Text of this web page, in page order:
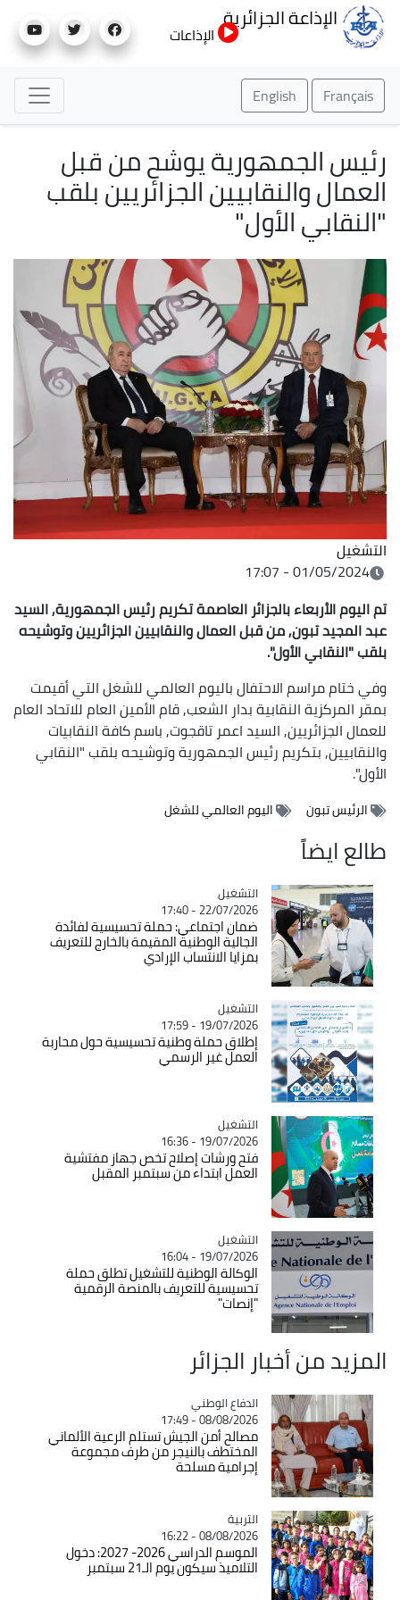
إلى
الإذاعة الجزائرية
الإذاعات
Français
English
رئيس الجمهورية يوشح من قبل
العمال والنقابيين الجزائريين بلقب
"النقابي الأول"
التشغيل
01/05/2024 - 17:07
تم اليوم الأربعاء بالجزائر العاصمة تكريم رئيس الجمهورية, السيد
عبد المجيد تبون, من قبل العمال والنقابيين الجزائريين وتوشيحه
بلقب "النقابي الأول".
وفي ختام مراسم الاحتفال باليوم العالمي للشغل التي أقيمت
بمقر المركزية النقابية بدار الشعب, قام الأمين العام للاتحاد العام
للعمال الجزائريين, السيد اعمر تاقجوت, باسم كافة النقابيات
والنقابيين, بتكريم رئيس الجمهورية وتوشيحه بلقب "النقابي
الأول".
الرئيس تبون اليوم العالمي للشغل
طالع ايضاً
Catégorie
التشغيل
22/07/2026 - 17:40
ضمان اجتماعي: حملة تحسيسية لفائدة
الجالية الوطنية المقيمة بالخارج للتعريف
بمزايا الانتساب الإرادي
Catégorie
التشغيل
19/07/2026 - 17:59
إطلاق حملة وطنية تحسيسية حول محاربة
العمل غير الرسمي
Catégorie
التشغيل
19/07/2026 - 16:36
فتح ورشات إصلاح تخص جهاز مفتشية
العمل ابتداء من سبتمبر المقبل
Catégorie
التشغيل
19/07/2026 - 16:04
الوكالة الوطنية للتشغيل تطلق حملة
تحسيسية للتعريف بالمنصة الرقمية
"إنصات"
المزيد من أخبار الجزائر
Catégorie
الدفاع الوطني
08/08/2026 - 17:49
مصالح أمن الجيش تستلم الرعية الألماني
المختطف بالنيجر من طرف مجموعة
إجرامية مسلحة
Catégorie
التربية
08/08/2026 - 16:22
الموسم الدراسي 2026- 2027: دخول
التلاميذ سيكون يوم الـ21 سبتمبر